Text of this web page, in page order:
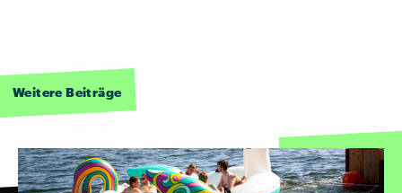
Weitere Beiträge